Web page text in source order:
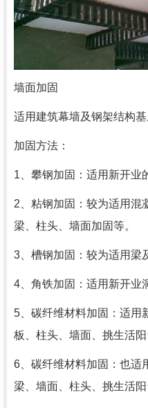
墙面加固
适用建筑幕墙及钢架结构
加固方法：
1、攀钢加固：适用新开业
2、粘钢加固：较为适用混
梁、柱头、墙面加固等。
3、槽钢加固：较为适用梁
4、角铁加固：适用新开业
5、碳纤维材料加固：适用
板、柱头、墙面、挑生活阳
6、碳纤维材料加固：也适
梁、墙面、柱头、挑生活阳